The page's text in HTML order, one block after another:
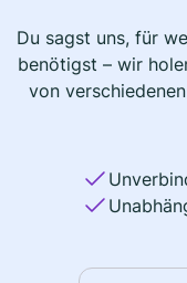
Du sagst uns, für
benötigst – wir
von